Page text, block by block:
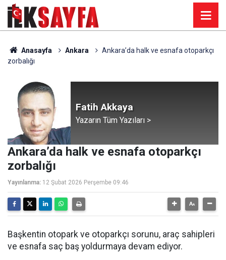
Anasayfa Ankara
Ankara’da halk ve esnafa otoparkçı
zorbalığı
Fatih Akkaya
Yazarın Tüm Yazıları >
Ankara’da halk ve esnafa otoparkçı
zorbalığı
Yayınlanma: 12 Şubat 2026 Perşembe 09:46
Başkentin otopark ve otoparkçı sorunu, araç sahipleri
ve esnafa saç baş yoldurmaya devam ediyor.